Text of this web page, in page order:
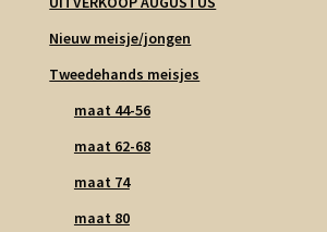
Nieuw meisje/jongen
Tweedehands meisjes
maat 44-56
maat 62-68
maat 74
maat 80